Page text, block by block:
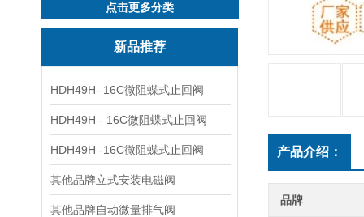
点击更多分类
新品推荐
HDH49H- 16C微阻蝶式止回阀
HDH49H - 16C微阻蝶式止回阀
HDH49H -16C微阻蝶式止回阀
其他品牌立式安装电磁阀
其他品牌自动微量排气阀
产品介绍：
品牌